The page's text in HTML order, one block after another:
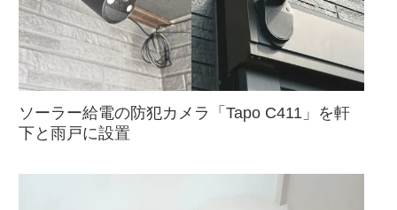
ソーラー給電の防犯カメラ「Tapo C411」を軒
下と雨戸に設置